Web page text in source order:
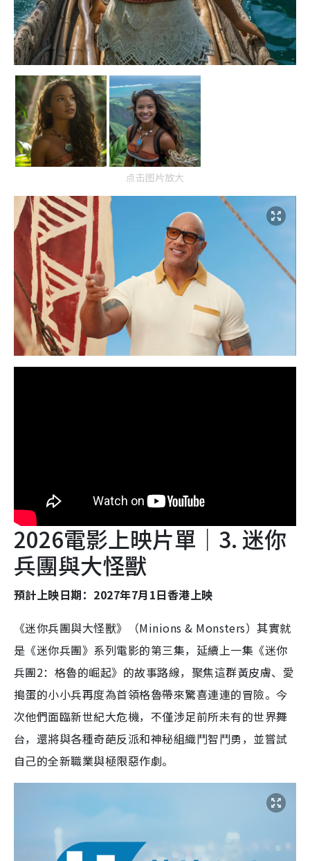
点击图片放大
2026電影上映片單｜3. 迷你
兵團與大怪獸
預計上映日期：2027年7月1日香港上映
《迷你兵團與大怪獸》（Minions & Monsters）其實就
是《迷你兵團》系列電影的第三集，延續上一集《迷你
兵團2：格魯的崛起》的故事路線，聚焦這群黃皮膚、愛
搗蛋的小小兵再度為首領格魯帶來驚喜連連的冒險。今
次他們面臨新世紀大危機，不僅涉足前所未有的世界舞
台，還將與各種奇葩反派和神秘組織鬥智鬥勇，並嘗試
自己的全新職業與極限惡作劇。